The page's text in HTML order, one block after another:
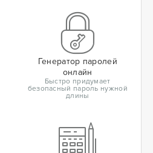
Генератор паролей
онлайн
Быстро придумает
безопасный пароль нужной
длины